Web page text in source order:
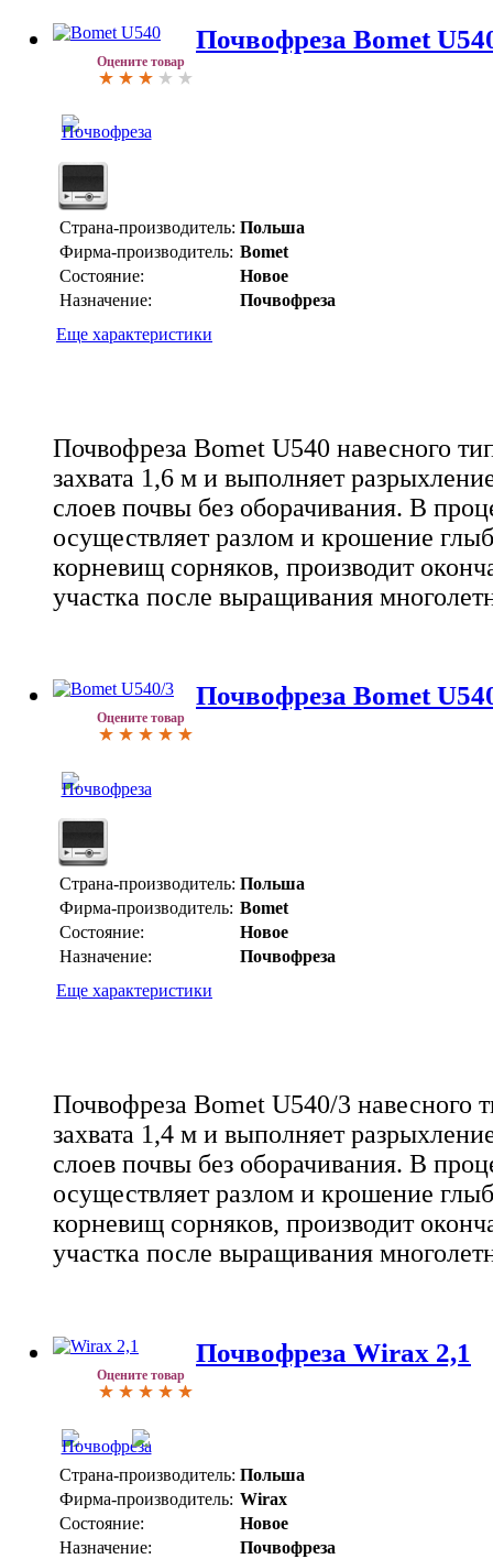
Оцените товар
Почвофреза Bomet
Страна-производитель: Польша
Фирма-производитель: Bomet
Состояние:
Новое
Назначение:
Почвофреза
Еще характеристики
Почвофреза Bomet U540 навесного
захвата 1,6 м и выполняет
слоев почвы без оборачивания. В
осуществляет разлом и крошение
корневищ сорняков, производит
участка после выращивания
Оцените товар
Почвофреза Bomet
Страна-производитель: Польша
Фирма-производитель: Bomet
Состояние:
Новое
Назначение:
Почвофреза
Еще характеристики
Почвофреза Bomet U540/3 навесного
захвата 1,4 м и выполняет
слоев почвы без оборачивания. В
осуществляет разлом и крошение
корневищ сорняков, производит
участка после выращивания
Оцените товар
Почвофреза Wirax 2,1
Страна-производитель: Польша
Фирма-производитель: Wirax
Состояние:
Новое
Назначение:
Почвофреза